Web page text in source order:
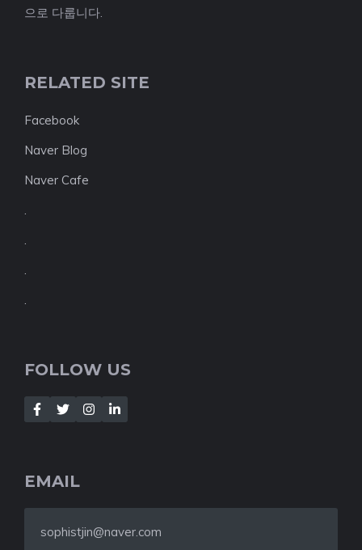
으로 다룹니다.
RELATED SITE
Facebook
Naver Blog
Naver Cafe
.
.
.
.
FOLLOW US
EMAIL
sophistjin@naver.com